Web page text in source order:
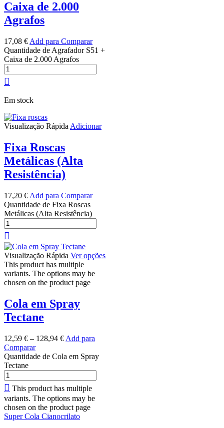
Caixa de 2.000
Agrafos
17,08 € Add para Comparar
Quantidade de Agrafador S51 +
Caixa de 2.000 Agrafos
Em stock
Visualização Rápida Adicionar
Fixa Roscas
Metálicas (Alta
Resistência)
17,20 € Add para Comparar
Quantidade de Fixa Roscas
Metálicas (Alta Resistência)
Visualização Rápida Ver opções
This product has multiple
variants. The options may be
chosen on the product page
Cola em Spray
Tectane
12,59 € – 128,94 € Add para
Comparar
Quantidade de Cola em Spray
Tectane
This product has multiple
variants. The options may be
chosen on the product page
Super Cola Cianocrilato